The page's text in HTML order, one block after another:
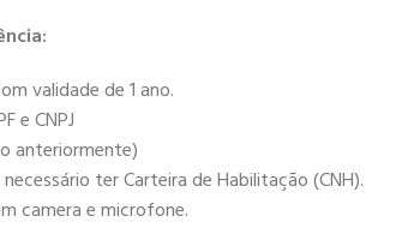
validade de 1 ano.
e CNPJ
anteriormente)
ter Carteira de Habilitação (CNH).
camera e microfone.